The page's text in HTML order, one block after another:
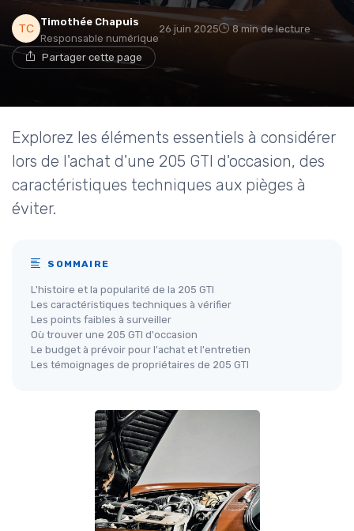
Timothée Chapuis
Responsable numérique
26 juin 2025 8 min de lecture
Partager cette page
Explorez les éléments essentiels à considérer
lors de l'achat d'une 205 GTI d'occasion, des
caractéristiques techniques aux pièges à
éviter.
SOMMAIRE
L'histoire et la popularité de la 205 GTI
Les caractéristiques techniques à vérifier
Les points faibles à surveiller
Où trouver une 205 GTI d'occasion
Le budget à prévoir pour l'achat et l'entretien
Les témoignages de propriétaires de 205 GTI